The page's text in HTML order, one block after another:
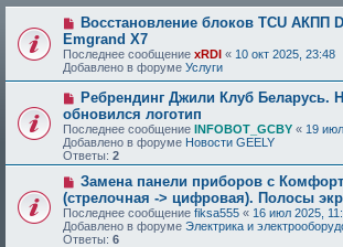
Восстановление блоков TCU АКПП
Emgrand X7
Последнее сообщение xRDI « 10 окт 2025, 23:48
Добавлено в форуме Услуги
Ребрендинг Джили Клуб Беларусь.
обновился логотип
Последнее сообщение INFOBOT_GCBY « 19
Добавлено в форуме Новости GEELY
Ответы: 2
Замена панели приборов с
(стрелочная -> цифровая). Полосы
Последнее сообщение fiksa555 « 16 июл 2025,
Добавлено в форуме Электрика и
Ответы: 6